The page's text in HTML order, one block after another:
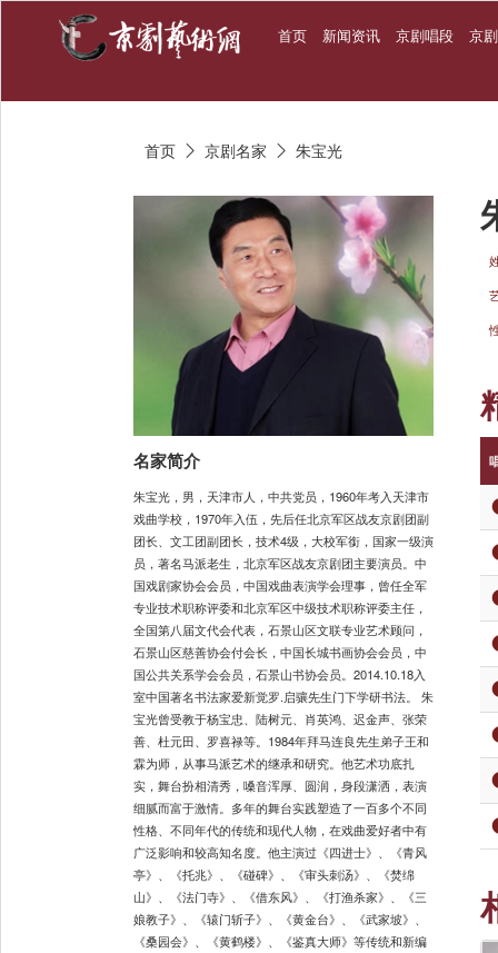
首页 新闻资讯 京剧唱段 京
首页  京剧名家  朱宝光
名家简介
朱宝光，男，天津市人，中共党员，1960年考入天津市
戏曲学校，1970年入伍，先后任北京军区战友京剧团副
团长、文工团副团长，技术4级，大校军銜，国家一级演
员，著名马派老生，北京军区战友京剧团主要演员。中
国戏剧家协会会员，中国戏曲表演学会理事，曾任全军
专业技术职称评委和北京军区中级技术职称评委主任，
全国第八届文代会代表，石景山区文联专业艺术顾问，
石景山区慈善协会付会长，中国长城书画协会会员，中
国公共关系学会会员，石景山书协会员。2014.10.18入
室中国著名书法家爱新觉罗.启骧先生门下学研书法。 朱
宝光曾受教于杨宝忠、陆树元、肖英鸿、迟金声、张荣
善、杜元田、罗喜禄等。1984年拜马连良先生弟子王和
霖为师，从事马派艺术的继承和研究。他艺术功底扎
实，舞台扮相清秀，嗓音浑厚、圆润，身段潇洒，表演
细腻而富于激情。多年的舞台实践塑造了一百多个不同
性格、不同年代的传统和现代人物，在戏曲爱好者中有
广泛影响和较高知名度。他主演过《四进士》、《青风
亭》、《托兆》、《碰碑》、《审头刺汤》、《焚绵
山》、《法门寺》、《借东风》、《打渔杀家》、《三
娘教子》、《辕门斩子》、《黄金台》、《武家坡》、
《桑园会》、《黄鹤楼》、《鉴真大师》等传统和新编